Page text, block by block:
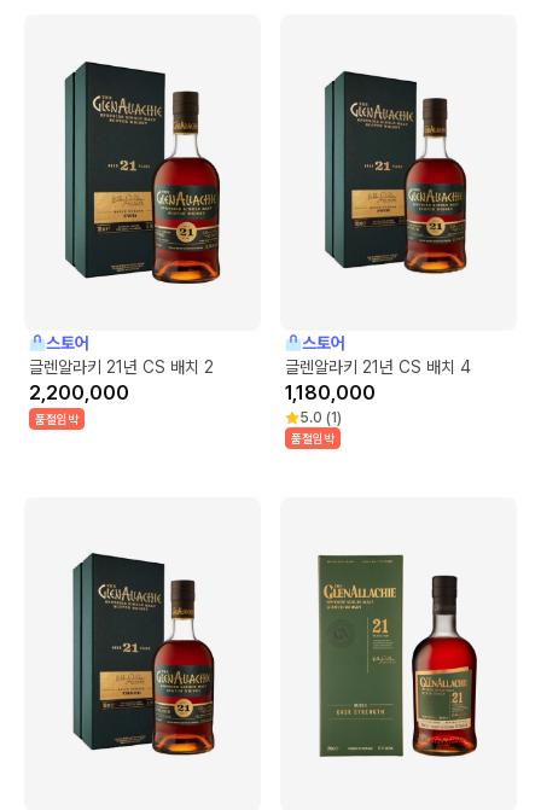
스토어
글렌알라키 21년 CS 배치 2
2,200,000
품절임박
스토어
글렌알라키 21년 CS 배치 4
1,180,000
5.0 (1)
품절임박